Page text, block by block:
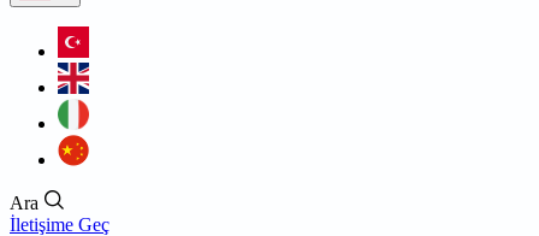
Ara
İletişime Geç